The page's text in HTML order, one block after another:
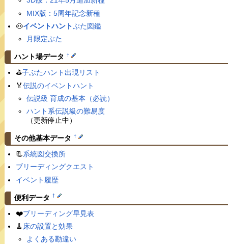
MIX版：5周年記念新種
🐽イベントハントぶた図鑑
月限定ぶた
ハント場データ †
⛳️子ぶたハント出現リスト
🏅伝説のイベントハント
伝説級 育成の基本（必読）
ハント系伝説級の難易度
（更新停止中）
その他基本データ †
📃系統図交換所
ブリーディングクエスト
イベント履歴
便利データ †
❤️ブリーディング早見表
🧹 床の設置と効果
よくある勘違い